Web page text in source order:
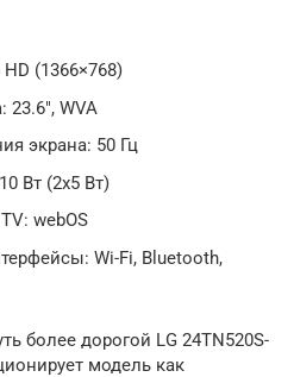
(1366×768)
23.6″, WVA
экрана: 50 Гц
Вт (2х5 Вт)
webOS
Wi-Fi, Bluetooth,
более дорогой LG 24TN520S-
модель как